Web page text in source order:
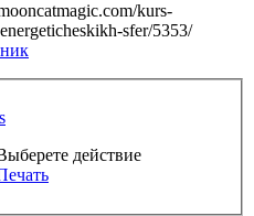
kurs-
sfer/5353/
действие